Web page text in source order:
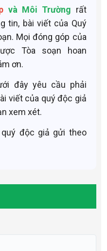
và Môi Trường rất
tin, bài viết của Quý
Mọi đóng góp của
Tòa soạn hoan
ơn.
đây yêu cầu phải
viết của quý độc giả
xem xét.
độc giả gửi theo